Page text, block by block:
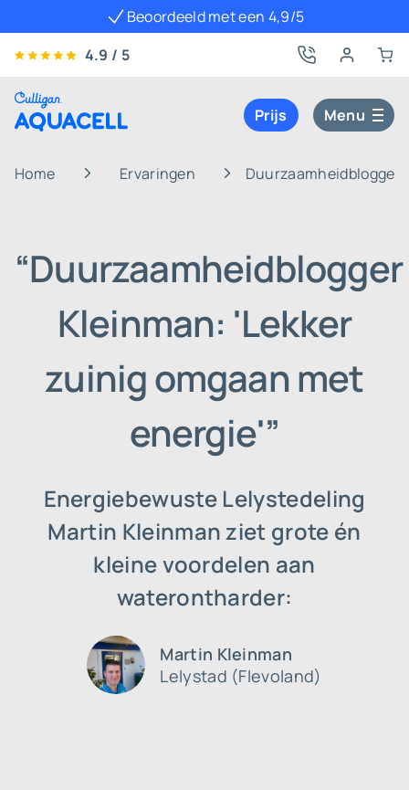
Beoordeeld met een 4,9/5
4.9 / 5
Prijs Menu
Home Ervaringen Duurzaamheidblogger
“Duurzaamheidblogger
Kleinman: 'Lekker
zuinig omgaan met
energie'”
Energiebewuste Lelystedeling
Martin Kleinman ziet grote én
kleine voordelen aan
waterontharder:
Martin Kleinman
Lelystad (Flevoland)